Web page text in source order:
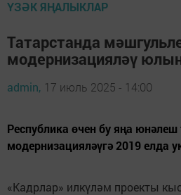
ҮЗӘК ЯҢАЛЫКЛАР
Татарстанда
модернизацияләү
admin, 17 июль 2025 - 14:00
Республика өчен бу яңа юнәлеш
модернизацияләүгә 2019 елда
«Кадрлар» илкүләм проекты